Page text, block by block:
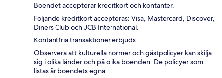
Boendet accepterar kreditkort och kontanter.
Följande kreditkort accepteras: Visa, Mastercard, Discover,
Diners Club och JCB International.
Kontantfria transaktioner erbjuds.
Observera att kulturella normer och gästpolicyer kan skilja
sig i olika länder och på olika boenden. De policyer som
listas är boendets egna.